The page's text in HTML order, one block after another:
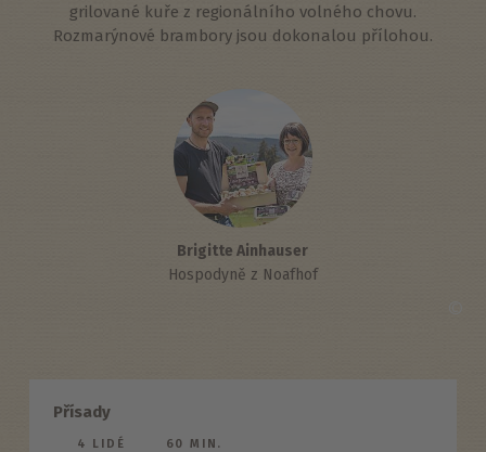
grilované kuře z regionálního volného chovu.
Rozmarýnové brambory jsou dokonalou přílohou.
Brigitte Ainhauser
Hospodyně z Noafhof
Přísady
4 LIDÉ 60 MIN.